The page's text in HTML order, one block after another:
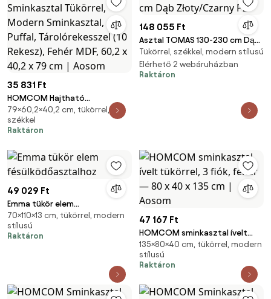
Fehér | Aosom
35 831 Ft
HOMCOM Hajtható
Sminkasztal Tükörrel, Modern
Sminkasztal, Puffal,
Tárolórekesszel (10 Rekesz),
Aosom
79×60,2×40,2 cm, tükörrel,
székkel
Raktáron
148 055 Ft
Asztal TOMAS 130-230 cm Dąb
Złoty/Czarny P2
Tükörrel, székkel, modern stílusú
Elérhető 2 webáruházban
Raktáron
49 029 Ft
Emma tükör elem
fésülködőasztalhoz
70×110×13 cm, tükörrel, modern
stílusú
Raktáron
47 167 Ft
HOMCOM sminkasztal ívelt
tükörrel, 3 fiók, fehér — 80 x 40
x 135 cm | Aosom
135×80×40 cm, tükörrel, modern
stílusú
Raktáron